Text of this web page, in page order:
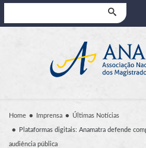
Home Imprensa Últimas Notícias
Plataformas digitais: Anamatra defende
audiência pública